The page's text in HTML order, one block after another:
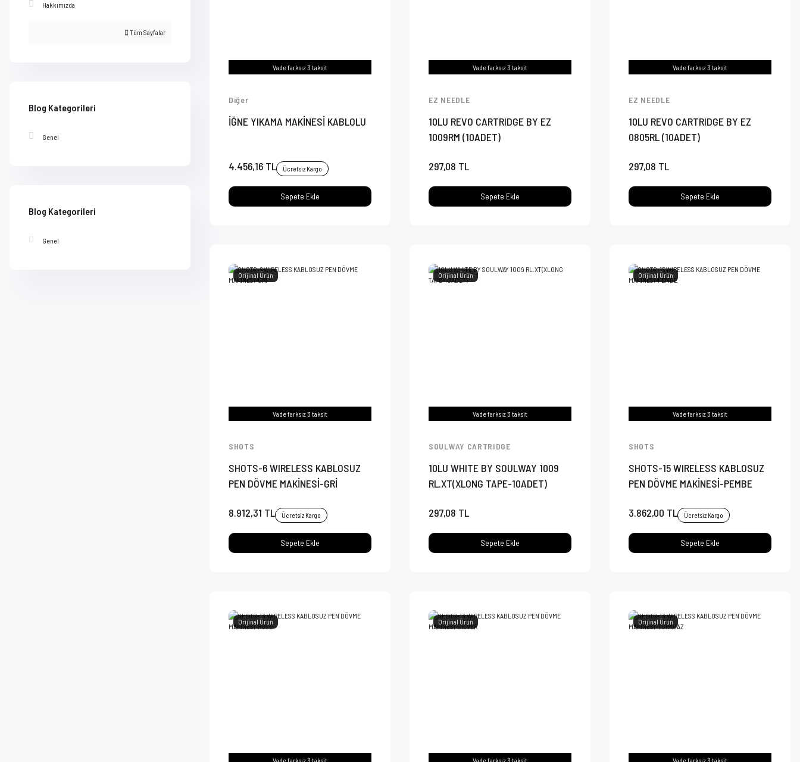
Hakkımızda
Tüm Sayfalar
Blog Kategorileri
Genel
Blog Kategorileri
Genel
Vade farksız 3 taksit
Diğer
İĞNE YIKAMA MAKİNESİ KABLOLU
4.456,16 TL Ücretsiz Kargo
Sepete Ekle
Vade farksız 3 taksit
EZ NEEDLE
10LU REVO CARTRIDGE BY EZ
1009RM (10ADET)
297,08 TL
Sepete Ekle
Vade farksız 3 taksit
EZ NEEDLE
10LU REVO CARTRIDGE BY EZ
0805RL (10ADET)
297,08 TL
Sepete Ekle
Orijinal Ürün
Vade farksız 3 taksit
SHOTS
SHOTS-6 WIRELESS KABLOSUZ
PEN DÖVME MAKİNESİ-GRİ
8.912,31 TL Ücretsiz Kargo
Sepete Ekle
Orijinal Ürün
Vade farksız 3 taksit
SOULWAY CARTRIDGE
10LU WHITE BY SOULWAY 1009
RL.XT(XLONG TAPE-10ADET)
297,08 TL
Sepete Ekle
Orijinal Ürün
Vade farksız 3 taksit
SHOTS
SHOTS-15 WIRELESS KABLOSUZ
PEN DÖVME MAKİNESİ-PEMBE
3.862,00 TL Ücretsiz Kargo
Sepete Ekle
Orijinal Ürün
Vade farksız 3 taksit
Orijinal Ürün
Vade farksız 3 taksit
Orijinal Ürün
Vade farksız 3 taksit